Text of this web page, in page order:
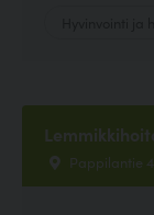
Pappilantie